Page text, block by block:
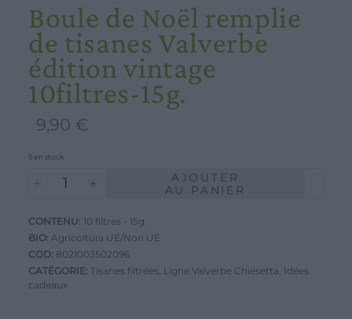
Boule de Noël remplie
de tisanes Valverbe
édition vintage
10filtres-15g.
9,90 €
5 en stock
quantité
Boule
de
Noël
remplie
AJOUTER
AU PANIER
CONTENU: 10 filtres - 15g.
BIO: Agricoltura UE/Non UE
COD: 8021003502096
CATÉGORIE: Tisanes filtrées, Ligne Valverbe Chiesetta, Idées
cadeaux